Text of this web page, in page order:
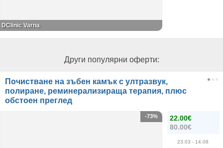
DClinic Varna
Други популярни оферти:
Почистване на зъбен камък с ултразвук,
полиране, реминерализираща терапия, плюс
обстоен преглед
22.00€
80.00€
23.03 - 14.08
-73%